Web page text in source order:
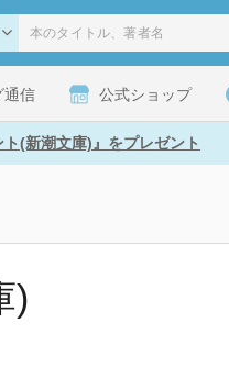
通信 公式ショップ
(新潮文庫)』をプレゼント
)